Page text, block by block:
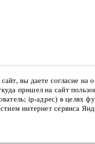
вы даете согласие на
пришел на сайт
ip-адрес) в целях
интернет сервиса